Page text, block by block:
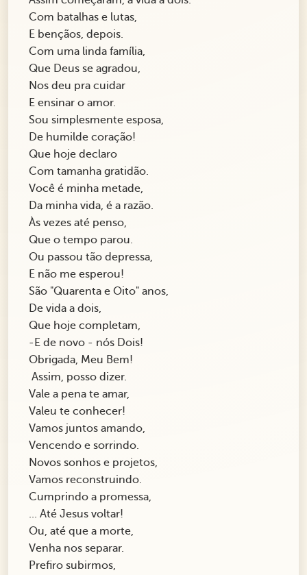
Com batalhas e lutas,
E bençãos, depois.
Com uma linda família,
Que Deus se agradou,
Nos deu pra cuidar
E ensinar o amor.
Sou simplesmente esposa,
De humilde coração!
Que hoje declaro
Com tamanha gratidão.
Você é minha metade,
Da minha vida, é a razão.
Às vezes até penso,
Que o tempo parou.
Ou passou tão depressa,
E não me esperou!
São "Quarenta e Oito" anos,
De vida a dois,
Que hoje completam,
-E de novo - nós Dois!
Obrigada, Meu Bem!
Assim, posso dizer.
Vale a pena te amar,
Valeu te conhecer!
Vamos juntos amando,
Vencendo e sorrindo.
Novos sonhos e projetos,
Vamos reconstruindo.
Cumprindo a promessa,
... Até Jesus voltar!
Ou, até que a morte,
Venha nos separar.
Prefiro subirmos,